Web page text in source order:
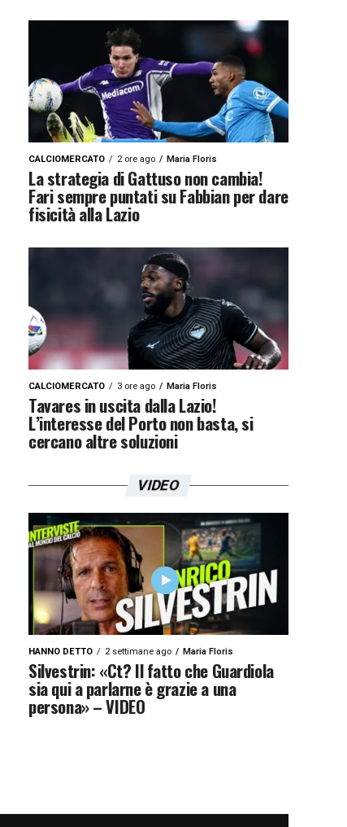
CALCIOMERCATO 2 ore ago Maria Floris
La strategia di Gattuso non cambia!
Fari sempre puntati su Fabbian per dare
fisicità alla Lazio
CALCIOMERCATO 3 ore ago Maria Floris
Tavares in uscita dalla Lazio!
L’interesse del Porto non basta, si
cercano altre soluzioni
VIDEO
HANNO DETTO 2 settimane ago Maria Floris
Silvestrin: «Ct? Il fatto che Guardiola
sia qui a parlarne è grazie a una
persona» – VIDEO